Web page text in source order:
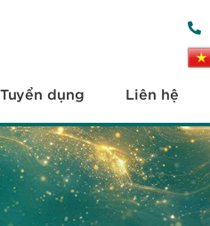
Tuyển dụng Liên hệ